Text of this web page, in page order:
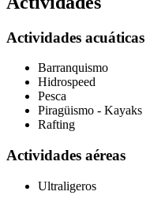
Actividades acuáticas
Barranquismo
Hidrospeed
Pesca
Piragüismo - Kayaks
Rafting
Actividades aéreas
Ultraligeros